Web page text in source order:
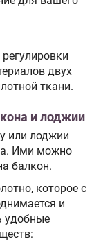
двух
ткани.
и лоджии
или лоджии
Ими можно
балкон.
которое с
и
удобные